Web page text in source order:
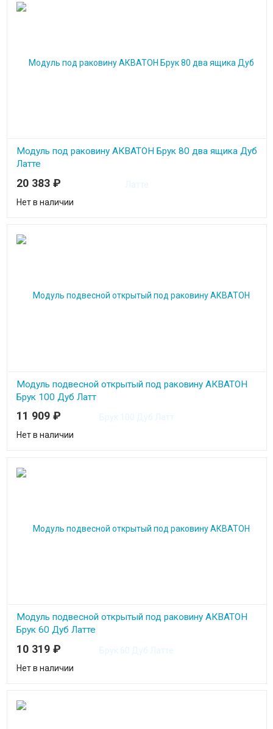
Модуль под раковину АКВАТОН Брук 80 два ящика Дуб
Латте
20 383 ₽
Нет в наличии
Модуль подвесной открытый под раковину АКВАТОН
Брук 100 Дуб Латт
11 909 ₽
Нет в наличии
Модуль подвесной открытый под раковину АКВАТОН
Брук 60 Дуб Латте
10 319 ₽
Нет в наличии